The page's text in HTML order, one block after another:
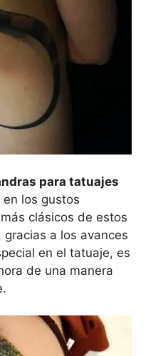
para tatuajes
los gustos
clásicos de estos
a los avances
en el tatuaje, es
de una manera